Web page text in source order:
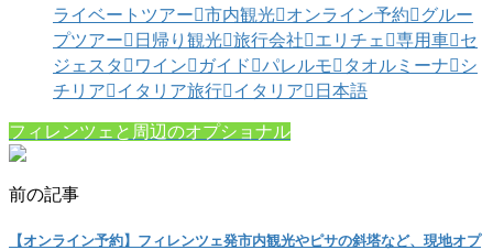
ライベートツアー
市内観光 オンライン予約
グルー
プツアー
日帰り観光 旅行会社 エリチェ 専用車
セ
ジェスタ
ワイン ガイド パレルモ タオルミーナ
シ
チリア
イタリア旅行 イタリア 日本語
フィレンツェと周辺のオプショナル
前の記事
【オンライン予約】フィレンツェ発市内観光やピサの斜塔など、現地オプ